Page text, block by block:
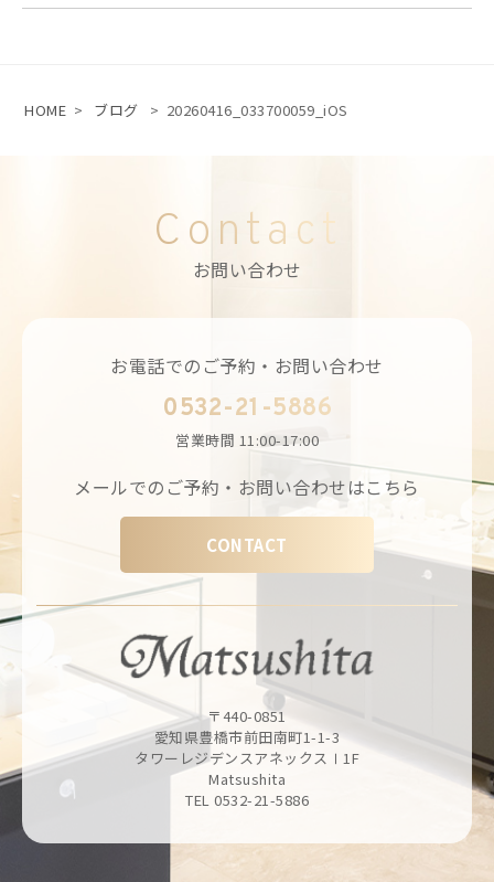
HOME > ブログ > 20260416_033700059_iOS
Contact
お問い合わせ
お電話でのご予約・お問い合わせ
0532-21-5886
営業時間 11:00-17:00
メールでのご予約・お問い合わせはこちら
CONTACT
〒440-0851
愛知県豊橋市前田南町1-1-3
タワーレジデンスアネックスⅠ1F
Matsushita
TEL 0532-21-5886